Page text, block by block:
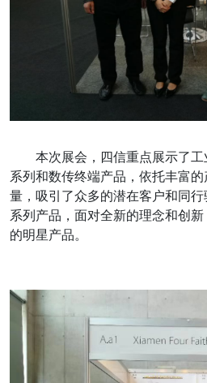
本次展会，四信重点展示了工
系列和数传终端产品，依托丰富
量，吸引了众多的潜在客户和同
系列产品，面对全新的理念和创
的明星产品。